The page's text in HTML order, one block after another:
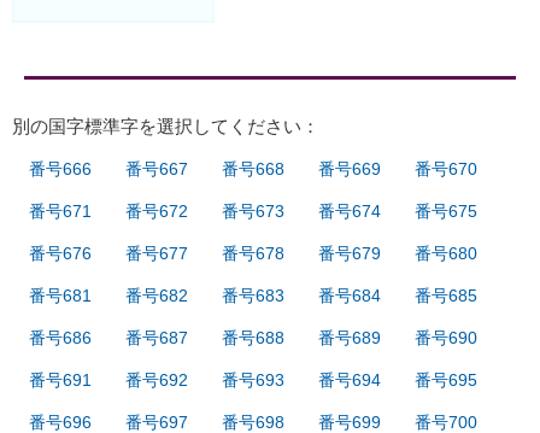
別の国字標準字を選択してください：
番号666 番号667 番号668 番号669 番号670
番号671 番号672 番号673 番号674 番号675
番号676 番号677 番号678 番号679 番号680
番号681 番号682 番号683 番号684 番号685
番号686 番号687 番号688 番号689 番号690
番号691 番号692 番号693 番号694 番号695
番号696 番号697 番号698 番号699 番号700